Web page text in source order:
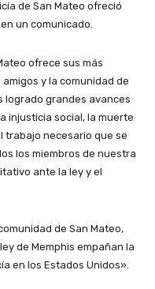
de San Mateo ofreció
un comunicado.
ofrece sus más
y la comunidad de
logrado grandes avances
injusticia social, la muerte
trabajo necesario que se
los miembros de nuestra
ante la ley y el
de San Mateo,
de Memphis empañan la
en los Estados Unidos».